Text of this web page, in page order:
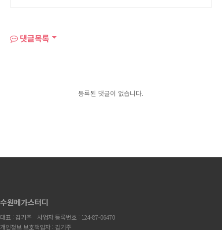
댓글목록
등록된 댓글이 없습니다.
수원메가스터디
대표 : 김기주
사업자 등록번호 : 124-87-06470
개인정보 보호책임자 : 김기주